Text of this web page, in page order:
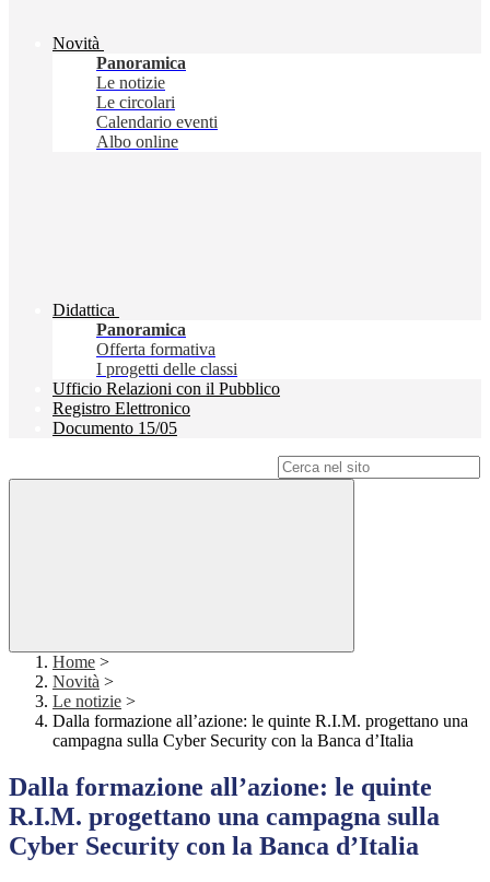
Novità
Panoramica
Le notizie
Le circolari
Calendario eventi
Albo online
Didattica
Panoramica
Offerta formativa
I progetti delle classi
Ufficio Relazioni con il Pubblico
Registro Elettronico
Documento 15/05
Home >
Novità >
Le notizie >
Dalla formazione all’azione: le quinte R.I.M. progettano una
campagna sulla Cyber Security con la Banca d’Italia
Dalla formazione all’azione: le quinte
R.I.M. progettano una campagna sulla
Cyber Security con la Banca d’Italia